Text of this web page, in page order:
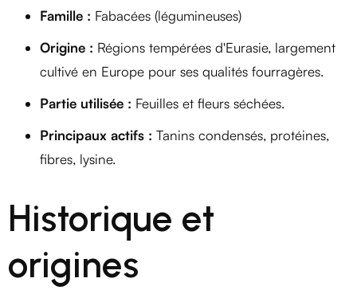
Famille : Fabacées (légumineuses)
Origine : Régions tempérées d'Eurasie, largement
cultivé en Europe pour ses qualités fourragères.
Partie utilisée : Feuilles et fleurs séchées.
Principaux actifs : Tanins condensés, protéines,
fibres, lysine.
Historique et
origines